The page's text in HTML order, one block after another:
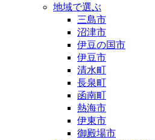
地域で選ぶ
三島市
沼津市
伊豆の国市
伊豆市
清水町
長泉町
函南町
熱海市
伊東市
御殿場市